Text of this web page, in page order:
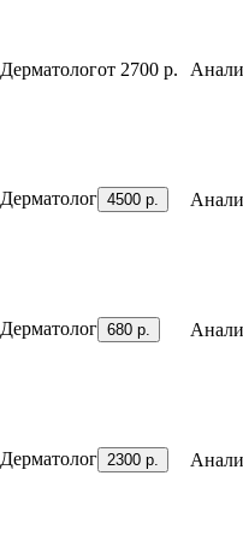
Дерма­тологот 2700 р.
Дерма­толог 4500 р.
Дерма­толог 680 р.
Дерма­толог 2300 р.